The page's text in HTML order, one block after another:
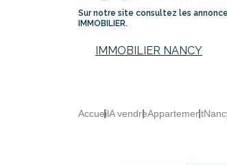
Sur notre site consultez les
IMMOBILIER.
IMMOBILIER NANCY
AccueilA vendreAppartement